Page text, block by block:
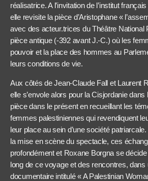
réalisatrice. A l’invitation de l’institut
elle revisite la pièce d’Aristophane «
avec des acteur.trices du Théâtre National
pièce antique (-392 avant J.-C.) où les
pouvoir et la place des hommes au
leurs conditions de vie.
Aux côtés de Jean-Claude Fall et Laurent
elle s’envole alors pour la Cisjordanie dans
pièce dans le présent en recueillant les
femmes palestiniennes qui revendiquent
leur place au sein d’une société
la mise en scène du spectacle, ces
profondément et Roxane Borgna se
long de ce voyage et des rencontres, dans
documentaire intitulé « A Palestinian